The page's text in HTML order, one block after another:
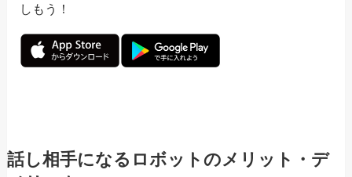
しもう！
話し相手になるロボットのメリット・デ